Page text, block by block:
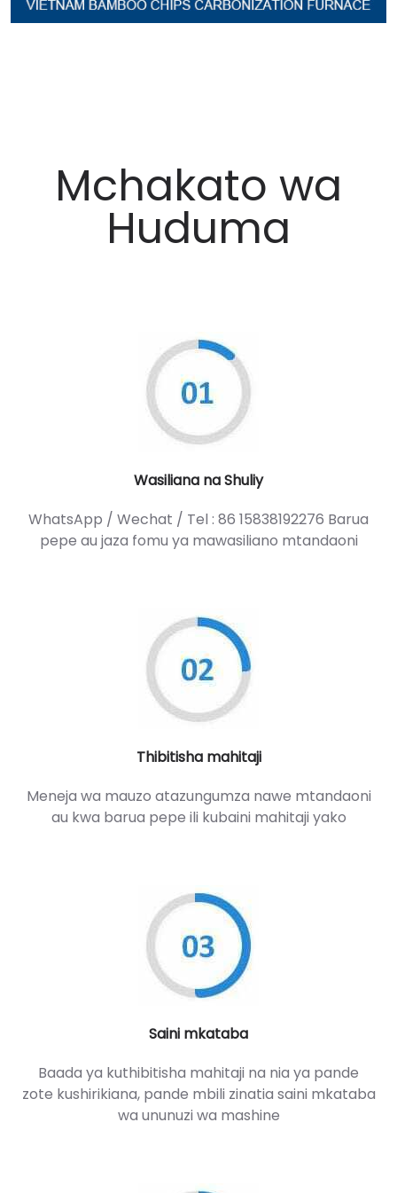
Mchakato wa
Huduma
Wasiliana na Shuliy
WhatsApp / Wechat / Tel : 86 15838192276 Barua
pepe au jaza fomu ya mawasiliano mtandaoni
Thibitisha mahitaji
Meneja wa mauzo atazungumza nawe mtandaoni
au kwa barua pepe ili kubaini mahitaji yako
Saini mkataba
Baada ya kuthibitisha mahitaji na nia ya pande
zote kushirikiana, pande mbili zinatia saini mkataba
wa ununuzi wa mashine